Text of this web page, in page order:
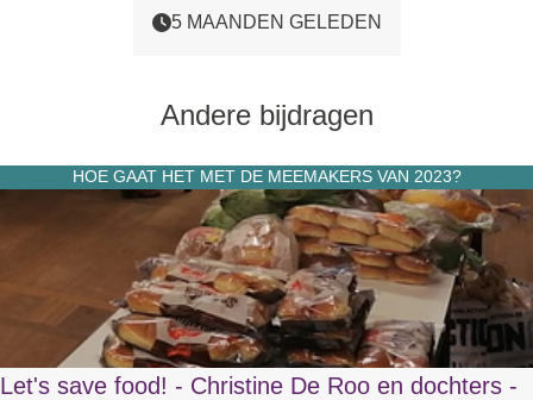
5 MAANDEN GELEDEN
Andere bijdragen
HOE GAAT HET MET DE MEEMAKERS VAN 2023?
Let's save food! - Christine De Roo en dochters -